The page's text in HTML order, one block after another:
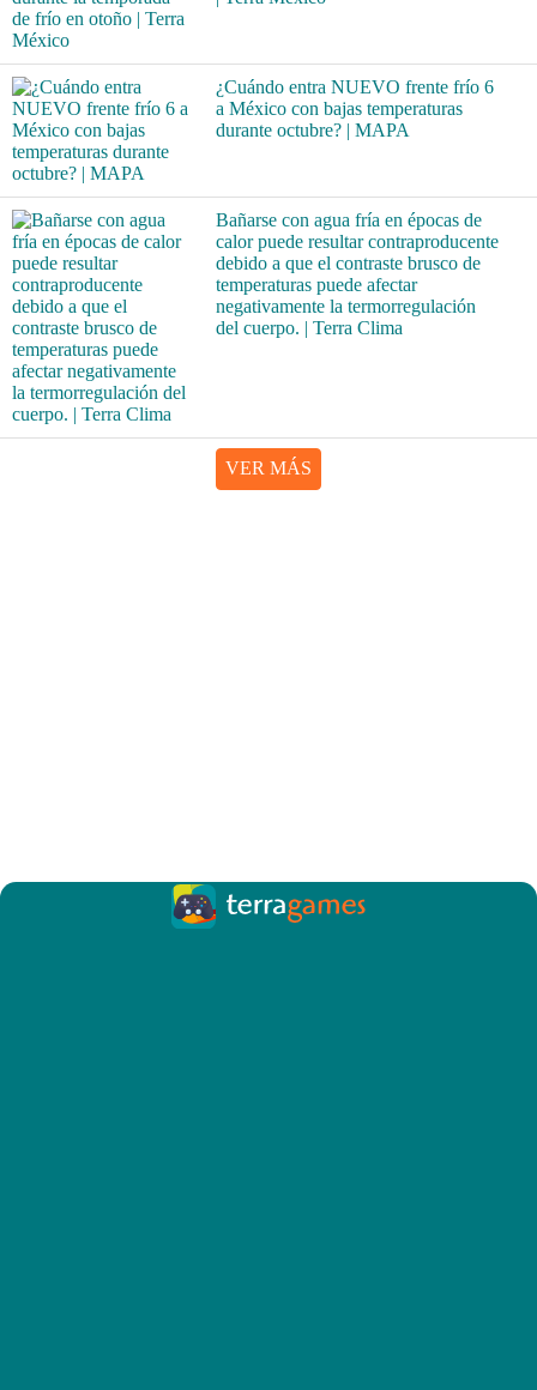
¿Cuándo entra NUEVO frente frío 6
a México con bajas temperaturas
durante octubre? | MAPA
Bañarse con agua fría en épocas de
calor puede resultar contraproducente
debido a que el contraste brusco de
temperaturas puede afectar
negativamente la termorregulación
del cuerpo. | Terra Clima
VER MÁS